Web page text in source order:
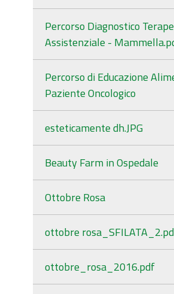
Percorso Diagnostico
Assistenziale -
Percorso di Educazione
Paziente Oncologico
esteticamente dh.JPG
Beauty Farm in Ospedale
Ottobre Rosa
ottobre
ottobre_rosa_2016.pdf